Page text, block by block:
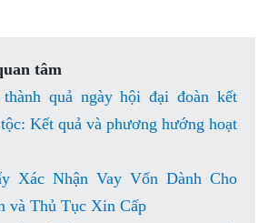
tâm
thành quả ngày hội đại đoàn kết
Kết quả và phương hướng hoạt
Xác Nhận Vay Vốn Dành Cho
và Thủ Tục Xin Cấp